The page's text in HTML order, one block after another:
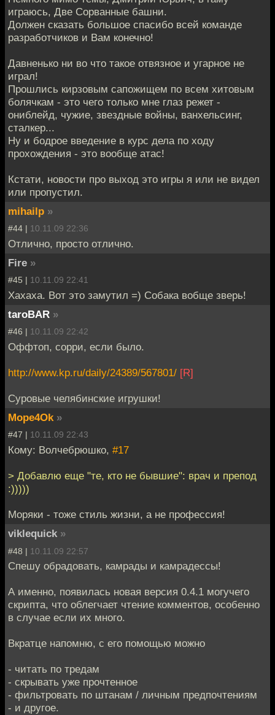
играюсь, Две Сорванные башни.
Должен сказать большое спасибо всей команде
разработчиков и Вам конечно!
Давненько ни во что такое отвязное и угарное не
играл!
Прошлись кирзовым сапожищем по всем хитовым
болячкам - это чего только мне глаз режет -
ониблейд, чужие, звездные войны, ванхельсинг,
сталкер...
Ну и бодрое введение в курс дела по ходу
прохождения - это вообще атас!
Кстати, новости про выход это игры я или не видел
или пропустил.
mihailp »
#44 | 10.11.09 22:36
Отлично, просто отлично.
Fire »
#45 | 10.11.09 22:41
Хахаха. Вот это замутил =) Собака вобще зверь!
taroBAR »
#46 | 10.11.09 22:42
Оффтоп, сорри, если было.
http://www.kp.ru/daily/24389/567801/ [R]
Суровые челябинские игрушки!
Mope4Ok »
#47 | 10.11.09 22:43
Кому: Волчебрюшко, #17
> Добавлю еще "те, кто не бывшие": врач и препод
:)))))
Моряки - тоже стиль жизни, а не профессия!
viklequick »
#48 | 10.11.09 22:57
Спешу обрадовать, камрады и камрадессы!
А именно, появилась новая версия 0.4.1 могучего
скрипта, что облегчает чтение комментов, особенно
в случае если их много.
Вкратце напомню, с его помощью можно
- читать по тредам
- скрывать уже прочтенное
- фильтровать по штанам / личным предпочтениям
- и другое.